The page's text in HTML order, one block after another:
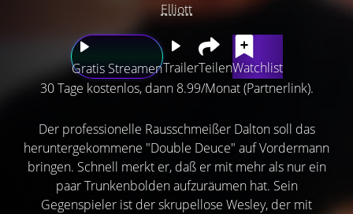
Elliott
Gratis StreamenTrailerTeilenWatchlist
30 Tage kostenlos, dann 8.99/Monat (Partnerlink).
Der professionelle Rausschmeißer Dalton soll das
heruntergekommene "Double Deuce" auf Vordermann
bringen. Schnell merkt er, daß er mit mehr als nur ein
paar Trunkenbolden aufzuräumen hat. Sein
Gegenspieler ist der skrupellose Wesley, der mit